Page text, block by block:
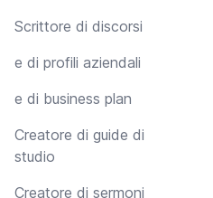
Scrittore di discorsi
e di profili aziendali
e di business plan
Creatore di guide di
studio
Creatore di sermoni